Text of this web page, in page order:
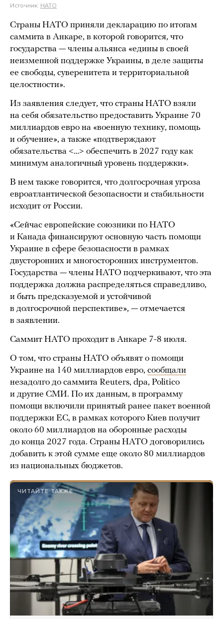
Источник: НАТО
Страны НАТО приняли декларацию по итогам
саммита в Анкаре, в которой говорится, что
государства — члены альянса «едины в своей
неизменной поддержке Украины, в деле защиты
ее свободы, суверенитета и территориальной
целостности».
Из заявления следует, что страны НАТО взяли
на себя обязательство предоставить Украине 70
миллиардов евро на «военную технику, помощь
и обучение», а также «подтверждают
обязательства <…> обеспечить в 2027 году как
минимум аналогичный уровень поддержки».
В нем также говорится, что долгосрочная угроза
евроатлантической безопасности и стабильности
исходит от России.
«Сейчас европейские союзники по НАТО
и Канада финансируют основную часть помощи
Украине в сфере безопасности в рамках
двусторонних и многосторонних инструментов.
Государства — члены НАТО подчеркивают, что эта
поддержка должна распределяться справедливо,
и быть предсказуемой и устойчивой
в долгосрочной перспективе», — отмечается
в заявлении.
Саммит НАТО проходит в Анкаре 7-8 июля.
О том, что страны НАТО объявят о помощи
Украине на 140 миллиардов евро, сообщали
незадолго до саммита Reuters, dpa, Politico
и другие СМИ. По их данным, в программу
помощи включили принятый ранее пакет военной
поддержки ЕС, в рамках которого Киев получит
около 60 миллиардов на оборонные расходы
до конца 2027 года. Страны НАТО договорились
добавить к этой сумме еще около 80 миллиардов
из национальных бюджетов.
ЧИТАЙТЕ ТАКЖЕ